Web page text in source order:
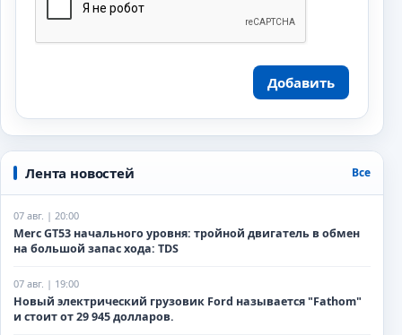
Добавить
Лента новостей Все
07 авг. | 20:00
Merc GT53 начального уровня: тройной двигатель в обмен
на большой запас хода: TDS
07 авг. | 19:00
Новый электрический грузовик Ford называется "Fathom"
и стоит от 29 945 долларов.